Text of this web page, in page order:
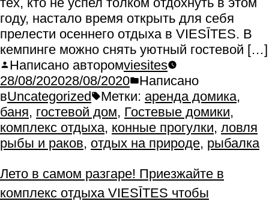
году, настало время открыть для себя
прелести осеннего отдыха в VIESĪTES. В
кемпинге можно снять уютный гостевой […]
Написано авторомviesites
28/08/202028/08/2020
Написано
вUncategorized Метки: аренда домика,
баня, гостевой дом, Гостевые домики,
комплекс отдыха, конные прогулки, ловля
рыбы и раков, отдых на природе, рыбалка
Лето в самом разгаре! Приезжайте в
комплекс отдыха VIESĪTES чтобы